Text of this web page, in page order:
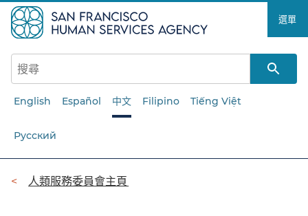
至
主
要
選單​​
English Español 中文 Filipino Tiếng Việt
Русский
導人類服務委員會主頁​​